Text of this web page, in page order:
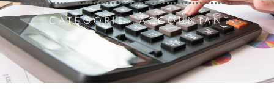
CATEGORIE: ACCOUNTANT